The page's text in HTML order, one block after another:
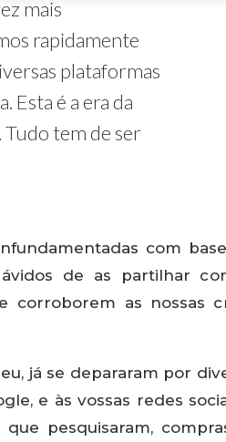
mais
rapidamente
plataformas
Esta é a era da
tem de ser
com
ávidos de as partilhar
corroborem as nossas
já se depararam por
e às vossas redes
pesquisaram,